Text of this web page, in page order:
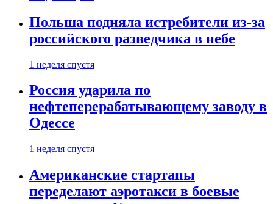
Польша подняла истребители из-за
российского разведчика в небе
1 неделя спустя
Россия ударила по
нефтеперерабатывающему заводу в
Одессе
1 неделя спустя
Американские стартапы
переделают аэротакси в боевые